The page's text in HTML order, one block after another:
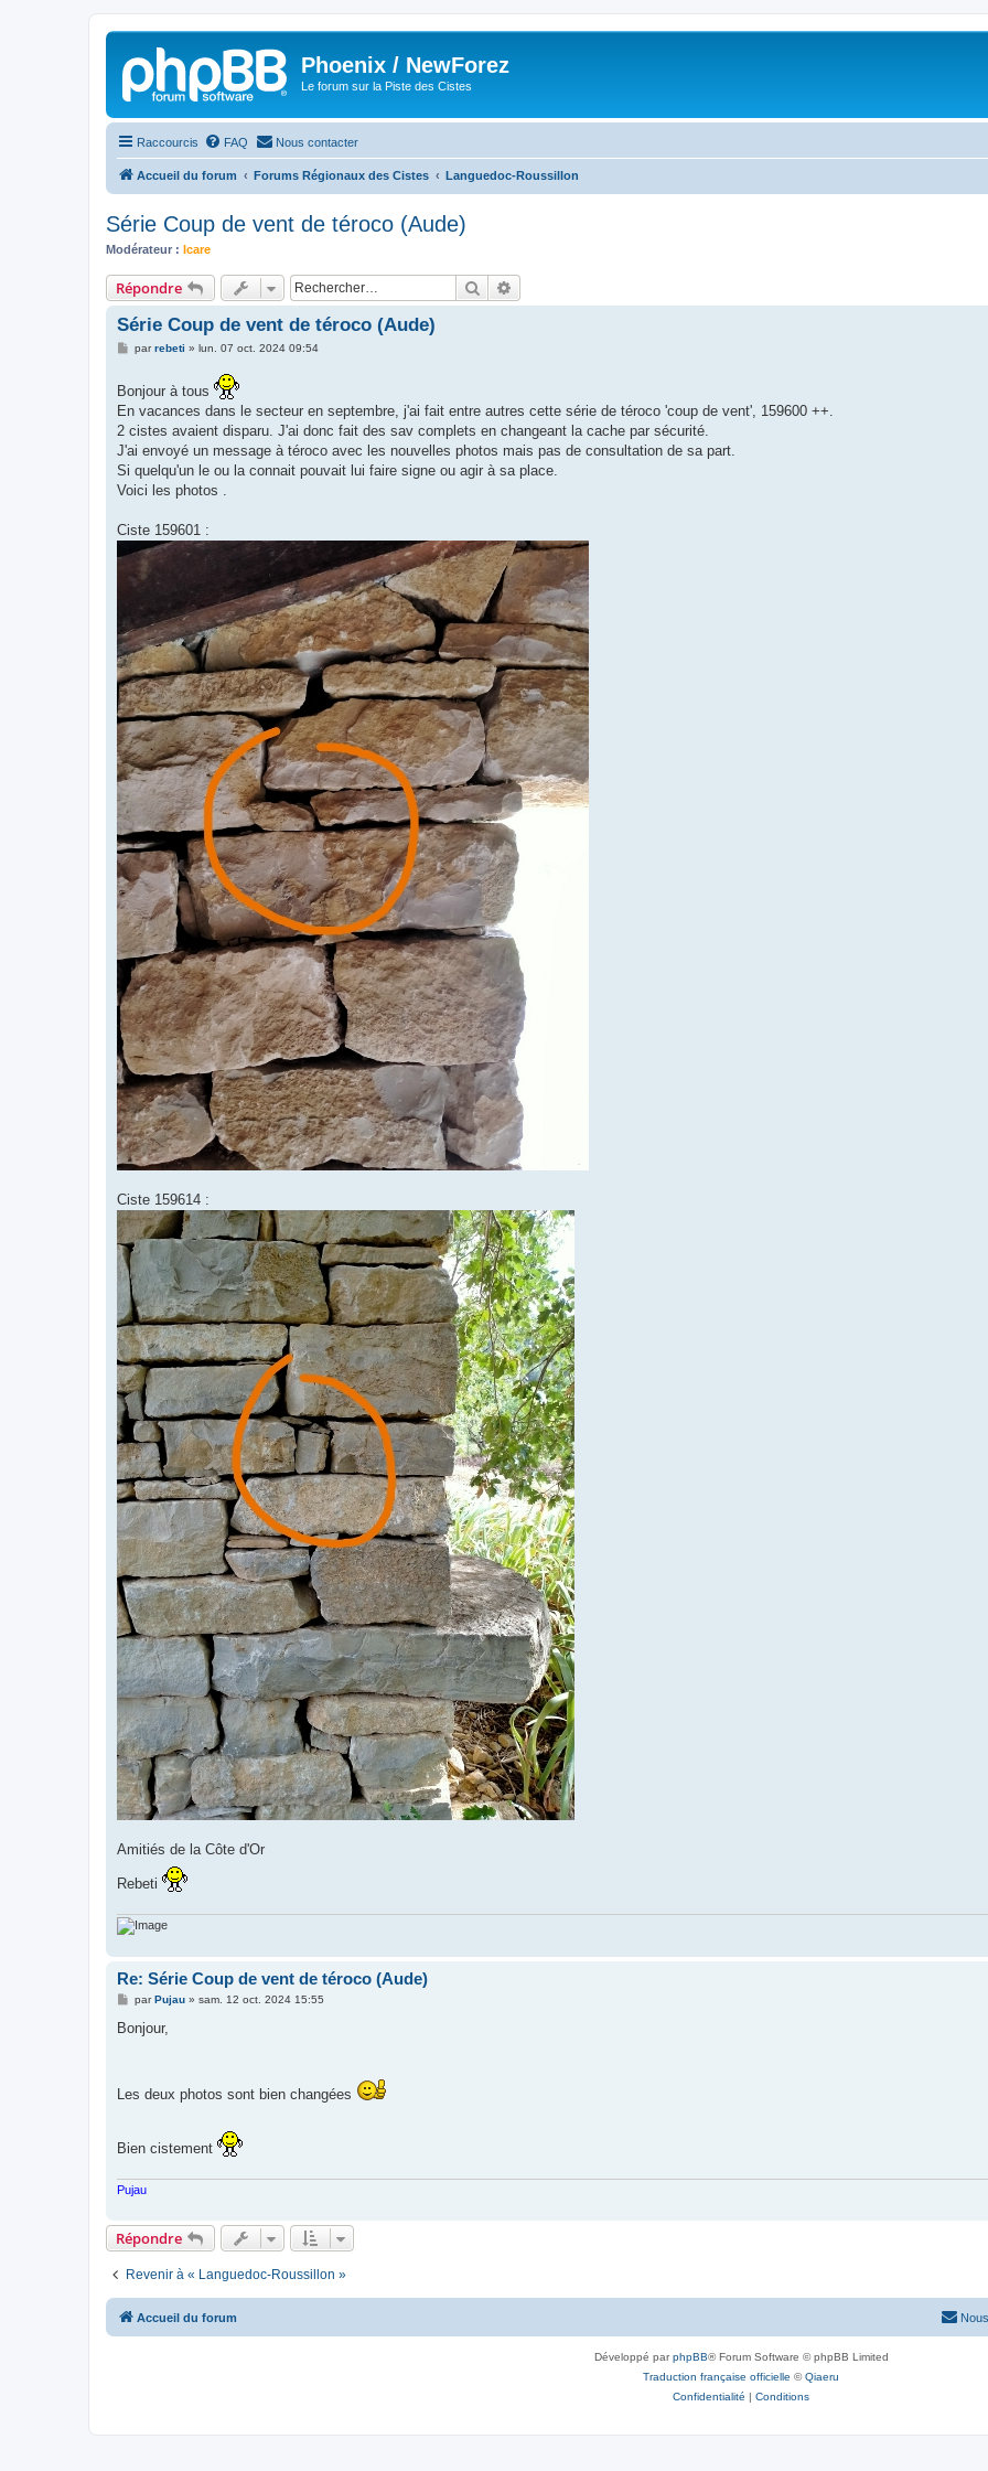
Phoenix / NewForez
Le forum sur la Piste des Cistes
Raccourcis FAQ Nous contacter
Accueil du forum Forums Régionaux des Cistes Languedoc-Roussillon
Série Coup de vent de téroco (Aude)
Modérateur : Icare
Répondre Rechercher
Série Coup de vent de téroco (Aude)
M
s
a
g
e
parrebeti » lun. 07 oct. 2024 09:54
Bonjour à tous
En vacances dans le secteur en septembre, j'ai fait entre autres cette série de téroco 'coup de vent', 159600 ++.
2 cistes avaient disparu. J'ai donc fait des sav complets en changeant la cache par sécurité.
J'ai envoyé un message à téroco avec les nouvelles photos mais pas de consultation de sa part.
Si quelqu'un le ou la connait pouvait lui faire signe ou agir à sa place.
Voici les photos .
Ciste 159601 :
Ciste 159614 :
Amitiés de la Côte d'Or
Rebeti
Re: Série Coup de vent de téroco (Aude)
M
s
par Pujau» sam. 12 oct. 2024 15:55
Bonjour,
Les deux photos sont bien changées
Bien cistement
Pujau
Répondre
Revenir à « Languedoc-Roussillon »
Accueil du forum
Développé parphpBB® Forum Software © phpBB Limited
Traduction française officielle ©Qiaeru
Confidentialité | Conditions